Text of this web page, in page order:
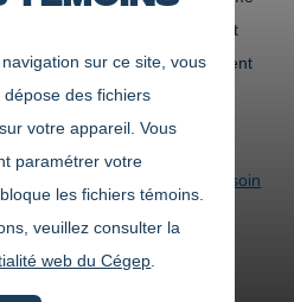
sur ce site, vous
des fichiers
votre appareil. Vous
paramétrer votre
les fichiers témoins.
veuillez consulter la
web du Cégep
d'emprunter les escaliers et
d'urgence aussi rapidement
personnes.
connaissance des
pour une personne ayant besoin